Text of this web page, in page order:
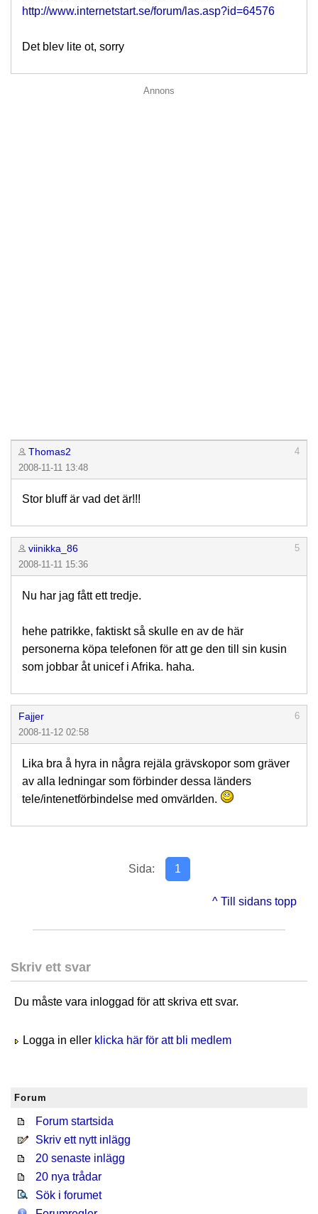
http://www.internetstart.se/forum/las.asp?id=64576
Det blev lite ot, sorry
Annons
Thomas2
4
2008-11-11 13:48
Stor bluff är vad det är!!!
viinikka_86
5
2008-11-11 15:36
Nu har jag fått ett tredje.
hehe patrikke, faktiskt så skulle en av de här
personerna köpa telefonen för att ge den till sin kusin
som jobbar åt unicef i Afrika. haha.
Fajjer
6
2008-11-12 02:58
Lika bra å hyra in några rejäla grävskopor som gräver
av alla ledningar som förbinder dessa länders
tele/intenetförbindelse med omvärlden.
Sida: 1
^ Till sidans topp
Skriv ett svar
Du måste vara inloggad för att skriva ett svar.
Logga in eller klicka här för att bli medlem
Forum
Forum startsida
Skriv ett nytt inlägg
20 senaste inlägg
20 nya trådar
Sök i forumet